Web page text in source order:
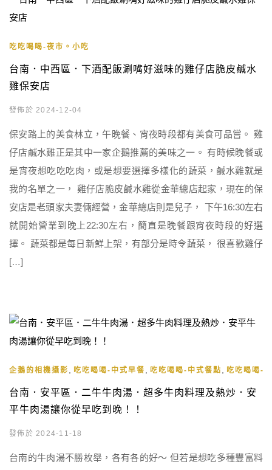
吃吃喝喝-夜市。小吃
台南．中西區．下酒配飯涮嘴好滋味的雞仔店脆皮鹹水
雞保安店
發佈於 2024-12-04
保安路上的美食林立，午晚餐、宵夜時段都有美食可品嘗。 雞
仔店鹹水雞正是其中一家企鵝推薦的美味之一。 有時候晚餐或
是宵夜想吃吃吃肉，或是想要選擇多樣化的蔬菜，鹹水雞就是
我的名單之一， 雞仔店脆皮鹹水雞從金華總店起家，現在的保
安店是老頭家夫妻倆經營，金華總店則是兒子， 下午16:30左右
就開始營業到晚上22:30左右，簡直是晚餐跟宵夜時段的好選
擇。 蔬菜都是每日新鮮上架，有部分是時令蔬菜， 很喜歡雞仔
[…]
企鵝的相機攝影 吃吃喝喝-中式早餐 吃吃喝喝-中式餐點 吃吃喝喝-
台南．安平區．二牛牛肉湯．超多牛肉料理及熱炒．安
平牛肉湯讓你從早吃到晚！！
發佈於 2024-11-18
台南的牛肉湯不勝枚舉，各有各的好～ 但若是想吃多種豐富料